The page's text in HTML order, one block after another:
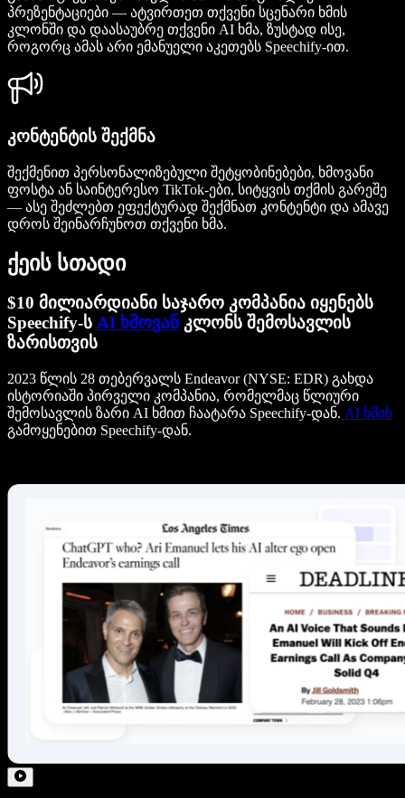
პრეზენტაციები — ატვირთეთ თქვენი სცენარი ხმის
კლონში და დაასაუბრე თქვენი AI ხმა, ზუსტად ისე,
როგორც ამას არი ემანუელი აკეთებს Speechify-ით.
კონტენტის შექმნა
შექმენით პერსონალიზებული შეტყობინებები, ხმოვანი
ფოსტა ან საინტერესო TikTok-ები, სიტყვის თქმის გარეშე
— ასე შეძლებთ ეფექტურად შექმნათ კონტენტი და ამავე
დროს შეინარჩუნოთ თქვენი ხმა.
ქეის სთადი
$10 მილიარდიანი საჯარო კომპანია იყენებს
Speechify-ს AI ხმოვან კლონს შემოსავლის
ზარისთვის
2023 წლის 28 თებერვალს Endeavor (NYSE: EDR) გახდა
ისტორიაში პირველი კომპანია, რომელმაც წლიური
შემოსავლის ზარი AI ხმით ჩაატარა Speechify-დან. AI ხმის
გამოყენებით Speechify-დან.